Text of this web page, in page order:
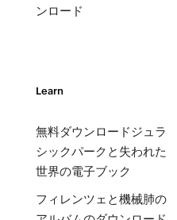
ンロード
Learn
無料ダウンロードジュラ
シックパークと失われた
世界の電子ブック
フィレンツェと機械肺の